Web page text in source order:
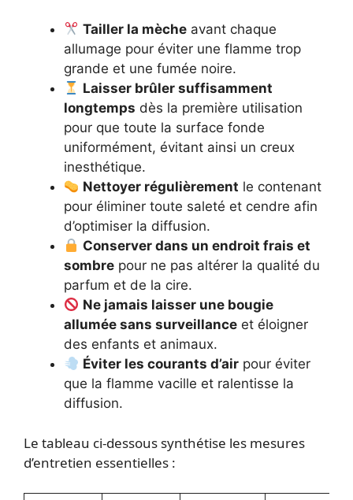
Tailler la mèche avant chaque
allumage pour éviter une flamme trop
grande et une fumée noire.
Laisser brûler suffisamment
longtemps dès la première utilisation
pour que toute la surface fonde
uniformément, évitant ainsi un creux
inesthétique.
Nettoyer régulièrement le contenant
pour éliminer toute saleté et cendre afin
d’optimiser la diffusion.
Conserver dans un endroit frais et
sombre pour ne pas altérer la qualité du
parfum et de la cire.
Ne jamais laisser une bougie
allumée sans surveillance et éloigner
des enfants et animaux.
Éviter les courants d’air pour éviter
que la flamme vacille et ralentisse la
diffusion.
Le tableau ci-dessous synthétise les mesures
d’entretien essentielles :